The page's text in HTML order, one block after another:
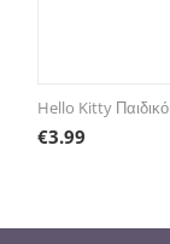
Hello Kitty
€3.99